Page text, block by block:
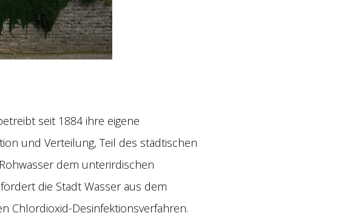
seit 1884 ihre eigene
und Verteilung, Teil des städtischen
dem unterirdischen
die Stadt Wasser aus dem
Chlordioxid-Desinfektionsverfahren.